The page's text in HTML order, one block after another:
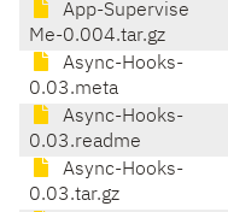
App-Supervise
Me-0.004.tar.gz
Async-Hooks-
0.03.meta
Async-Hooks-
0.03.readme
Async-Hooks-
0.03.tar.gz